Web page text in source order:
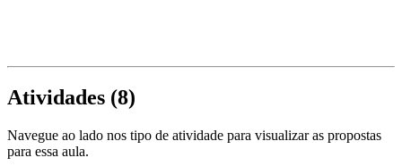
Atividades (8)
Navegue ao lado nos tipo de atividade para visualizar as propostas
para essa aula.